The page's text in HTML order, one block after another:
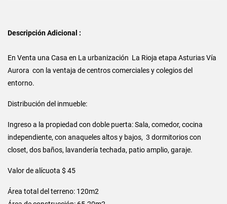
Descripción Adicional :
En Venta una Casa en La urbanización La Rioja etapa Asturias Vía
Aurora con la ventaja de centros comerciales y colegios del
entorno.
Distribución del inmueble:
Ingreso a la propiedad con doble puerta: Sala, comedor, cocina
independiente, con anaqueles altos y bajos, 3 dormitorios con
closet, dos baños, lavandería techada, patio amplio, garaje.
Valor de alícuota $ 45
Área total del terreno: 120m2